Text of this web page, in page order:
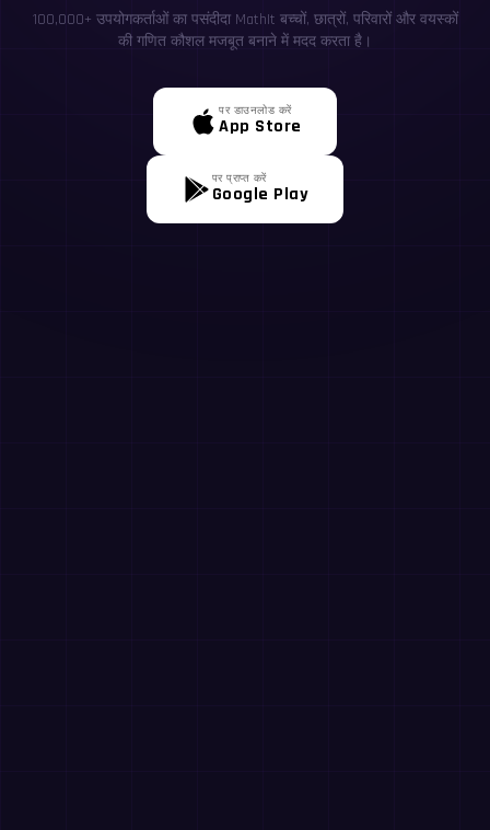
100,000+ उपयोगकर्ताओं का पसंदीदा MathIt बच्चों, छात्रों, परिवारों और वयस्कों
की गणित कौशल मजबूत बनाने में मदद करता है।
पर डाउनलोड करें
App Store
पर प्राप्त करें
Google Play